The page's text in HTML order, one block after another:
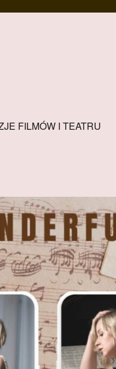
FILMÓW I TEATRU